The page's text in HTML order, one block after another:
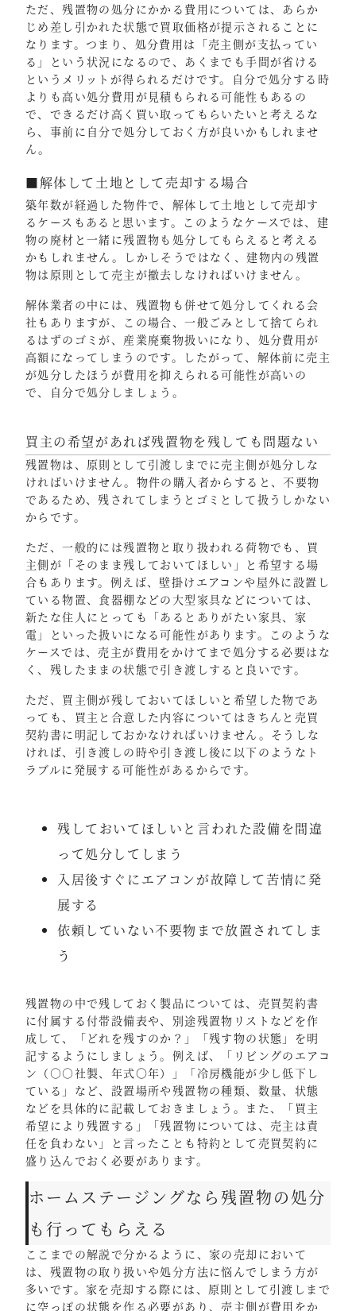
ただ、残置物の処分にかかる費用については、あらか
じめ差し引かれた状態で買取価格が提示されることに
なります。つまり、処分費用は「売主側が支払ってい
る」という状況になるので、あくまでも手間が省ける
というメリットが得られるだけです。自分で処分する時
よりも高い処分費用が見積もられる可能性もあるの
で、できるだけ高く買い取ってもらいたいと考えるな
ら、事前に自分で処分しておく方が良いかもしれませ
ん。
■解体して土地として売却する場合
築年数が経過した物件で、解体して土地として売却す
るケースもあると思います。このようなケースでは、建
物の廃材と一緒に残置物も処分してもらえると考える
かもしれません。しかしそうではなく、建物内の残置
物は原則として売主が撤去しなければいけません。
解体業者の中には、残置物も併せて処分してくれる会
社もありますが、この場合、一般ごみとして捨てられ
るはずのゴミが、産業廃棄物扱いになり、処分費用が
高額になってしまうのです。したがって、解体前に売主
が処分したほうが費用を抑えられる可能性が高いの
で、自分で処分しましょう。
買主の希望があれば残置物を残しても問題ない
残置物は、原則として引渡しまでに売主側が処分しな
ければいけません。物件の購入者からすると、不要物
であるため、残されてしまうとゴミとして扱うしかない
からです。
ただ、一般的には残置物と取り扱われる荷物でも、買
主側が「そのまま残しておいてほしい」と希望する場
合もあります。例えば、壁掛けエアコンや屋外に設置し
ている物置、食器棚などの大型家具などについては、
新たな住人にとっても「あるとありがたい家具、家
電」といった扱いになる可能性があります。このような
ケースでは、売主が費用をかけてまで処分する必要はな
く、残したままの状態で引き渡しすると良いです。
ただ、買主側が残しておいてほしいと希望した物であ
っても、買主と合意した内容についてはきちんと売買
契約書に明記しておかなければいけません。そうしな
ければ、引き渡しの時や引き渡し後に以下のようなト
ラブルに発展する可能性があるからです。
残しておいてほしいと言われた設備を間違
って処分してしまう
入居後すぐにエアコンが故障して苦情に発
展する
依頼していない不要物まで放置されてしま
う
残置物の中で残しておく製品については、売買契約書
に付属する付帯設備表や、別途残置物リストなどを作
成して、「どれを残すのか？」「残す物の状態」を明
記するようにしましょう。例えば、「リビングのエアコ
ン（○○社製、年式〇年）」「冷房機能が少し低下し
ている」など、設置場所や残置物の種類、数量、状態
などを具体的に記載しておきましょう。また、「買主
希望により残置する」「残置物については、売主は責
任を負わない」と言ったことも特約として売買契約に
盛り込んでおく必要があります。
ホームステージングなら残置物の処分
も行ってもらえる
ここまでの解説で分かるように、家の売却において
は、残置物の取り扱いや処分方法に悩んでしまう方が
多いです。家を売却する際には、原則として引渡しまで
に空っぽの状態を作る必要があり、売主側が費用をか